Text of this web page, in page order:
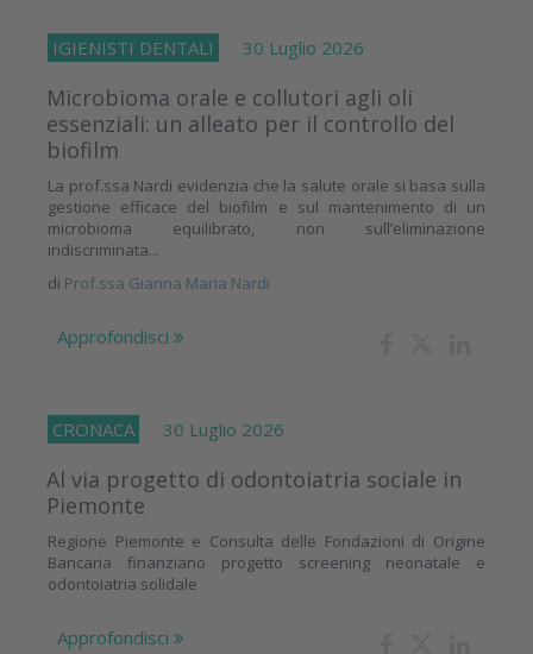
IGIENISTI DENTALI 30 Luglio 2026
Microbioma orale e collutori agli oli
essenziali: un alleato per il controllo del
biofilm
La prof.ssa Nardi evidenzia che la salute orale si basa sulla
gestione efficace del biofilm e sul mantenimento di un
microbioma equilibrato, non sull’eliminazione
indiscriminata...
di Prof.ssa Gianna Maria Nardi
Approfondisci
CRONACA 30 Luglio 2026
Al via progetto di odontoiatria sociale in
Piemonte
Regione Piemonte e Consulta delle Fondazioni di Origine
Bancaria finanziano progetto screening neonatale e
odontoiatria solidale
Approfondisci